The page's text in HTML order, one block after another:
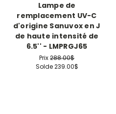
Lampe de
remplacement UV-C
d'origine Sanuvox en J
de haute intensité de
6.5'' - LMPRGJ65
Prix288.00$
Solde239.00$